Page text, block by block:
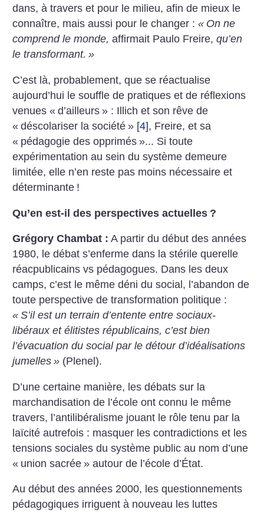
dans, à travers et pour le milieu, afin de mieux le
connaître, mais aussi pour le changer :« On ne
comprend le monde,affirmait Paulo Freire,qu’en
le transformant. »
C’est là, probablement, que se réactualise
aujourd’hui le souffle de pratiques et de réflexions
venues « d’ailleurs » : Illich et son rêve de
« déscolariser la société » [4], Freire, et sa
« pédagogie des opprimés »... Si toute
expérimentation au sein du système demeure
limitée, elle n’en reste pas moins nécessaire et
déterminante !
Qu’en est-il des perspectives actuelles ?
Grégory Chambat : A partir du début des années
1980, le débat s’enferme dans la stérile querelle
réacpublicains vs pédagogues. Dans les deux
camps, c’est le même déni du social, l’abandon de
toute perspective de transformation politique :
« S’il est un terrain d’entente entre sociaux-
libéraux et élitistes républicains, c’est bien
l’évacuation du social par le détour d’idéalisations
jumelles » (Plenel).
D’une certaine manière, les débats sur la
marchandisation de l’école ont connu le même
travers, l’antilibéralisme jouant le rôle tenu par la
laïcité autrefois : masquer les contradictions et les
tensions sociales du système public au nom d’une
« union sacrée » autour de l’école d’État.
Au début des années 2000, les questionnements
pédagogiques irriguent à nouveau les luttes